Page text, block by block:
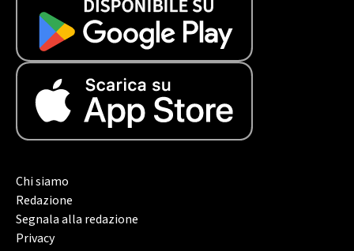
Chi siamo
Redazione
Segnala alla redazione
Privacy